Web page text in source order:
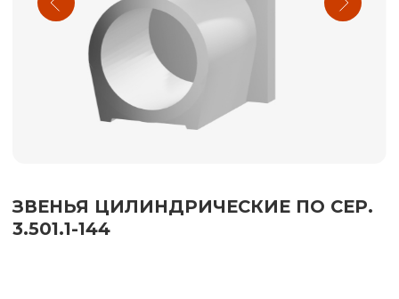
СКАЧАТЬ МАТЕРИАЛЫ
Комплектация «под ключ» объектов гражданского
и промышленного строительства
Услуги
ЖБИ
Компенсаторы